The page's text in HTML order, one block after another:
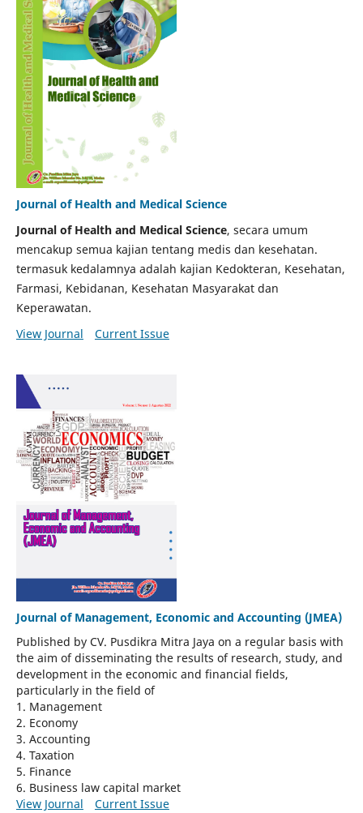
Journal of Health and Medical Science
Journal of Health and Medical Science, secara umum
mencakup semua kajian tentang medis dan kesehatan.
termasuk kedalamnya adalah kajian Kedokteran, Kesehatan,
Farmasi, Kebidanan, Kesehatan Masyarakat dan
Keperawatan.
View Journal
Current Issue
Journal of Management, Economic and Accounting (JMEA)
Published by CV. Pusdikra Mitra Jaya on a regular basis with
the aim of disseminating the results of research, study, and
development in the economic and financial fields,
particularly in the field of
1. Management
2. Economy
3. Accounting
4. Taxation
5. Finance
6. Business law capital market
View Journal
Current Issue